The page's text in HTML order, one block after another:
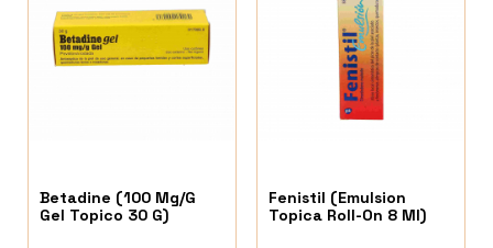
Betadine (100 Mg/G
Gel Topico 30 G)
Fenistil (Emulsion
Topica Roll-On 8 Ml)